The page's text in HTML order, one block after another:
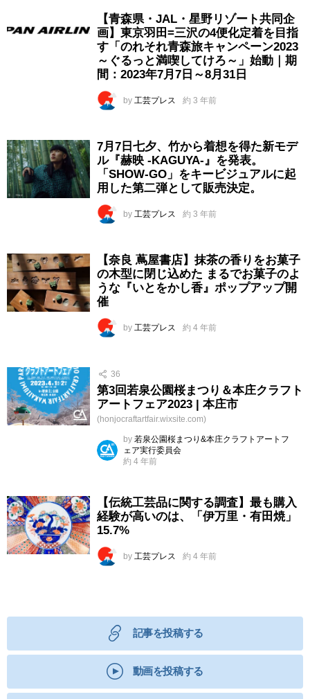
【青森県・JAL・星野リゾート共同企
画】東京羽田=三沢の4便化定着を目指
す「のれそれ青森旅キャンペーン2023
～ぐるっと満喫してけろ～」始動｜期
間：2023年7月7日～8月31日
by 工芸プレス 約 3 年前
7月7日七夕、竹から着想を得た新モデ
ル『赫映 -KAGUYA-』を発表。
「SHOW-GO」をキービジュアルに起
用した第二弾として販売決定。
by 工芸プレス 約 3 年前
【奈良 蔦屋書店】抹茶の香りをお菓子
の木型に閉じ込めた まるでお菓子のよ
うな『いとをかし香』ポップアップ開
催
by 工芸プレス 約 4 年前
36
第3回若泉公園桜まつり＆本庄クラフト
アートフェア2023 | 本庄市
(honjocraftartfair.wixsite.com)
by 若泉公園桜まつり&本庄クラフトアートフ
ェア実行委員会
約 4 年前
【伝統工芸品に関する調査】最も購入
経験が高いのは、「伊万里・有田焼」
15.7%
by 工芸プレス 約 4 年前
記事を投稿する
動画を投稿する